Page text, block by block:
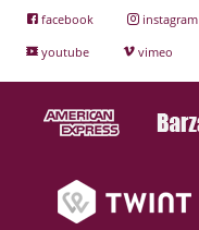
facebook instagram
youtube
vimeo